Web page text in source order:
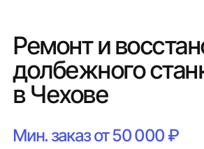
Ремонт и
долбежного
в Чехове
Мин. заказ от 50 000 ₽